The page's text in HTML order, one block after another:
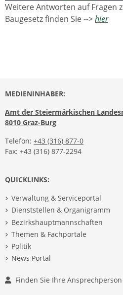
Weitere Antworten auf Fragen
Baugesetz finden Sie -->hier
MEDIENINHABER:
Amt der Steiermärkischen
8010 Graz-Burg
Telefon: +43 (316) 877-0
Fax: +43 (316) 877-2294
QUICKLINKS:
Verwaltung & Serviceportal
Dienststellen & Organigramm
Bezirkshauptmannschaften
Themen & Fachportale
Politik
News Portal
Finden Sie Ihre Ansprechperson